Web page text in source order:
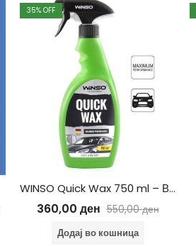
35% OFF
WINSO Quick Wax 750 ml – Восок за автомобили
360,00 ден 550,00ден
Додај во кошница